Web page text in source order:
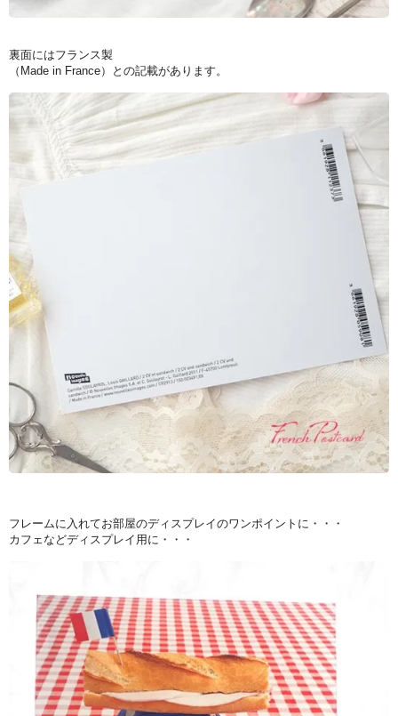
裏面にはフランス製
（Made in France）との記載があります。
フレームに入れてお部屋のディスプレイのワンポイントに・・・
カフェなどディスプレイ用に・・・